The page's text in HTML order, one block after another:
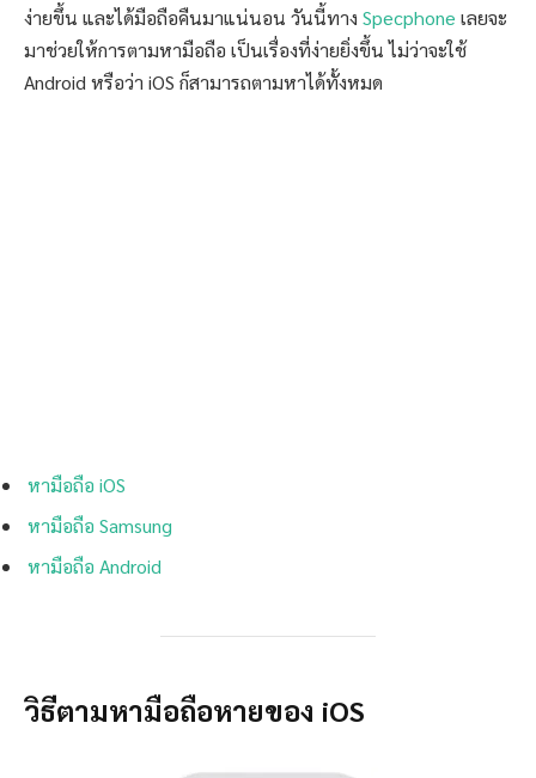
ง่ายขึ้น และได้มือถือคืนมาแน่นอน วันนี้ทาง Specphone เลยจะ
มาช่วยให้การตามหามือถือ เป็นเรื่องที่ง่ายยิ่งขึ้น ไม่ว่าจะใช้
Android หรือว่า iOS ก็สามารถตามหาได้ทั้งหมด
หามือถือ iOS
หามือถือ Samsung
หามือถือ Android
วิธีตามหามือถือหายของ iOS